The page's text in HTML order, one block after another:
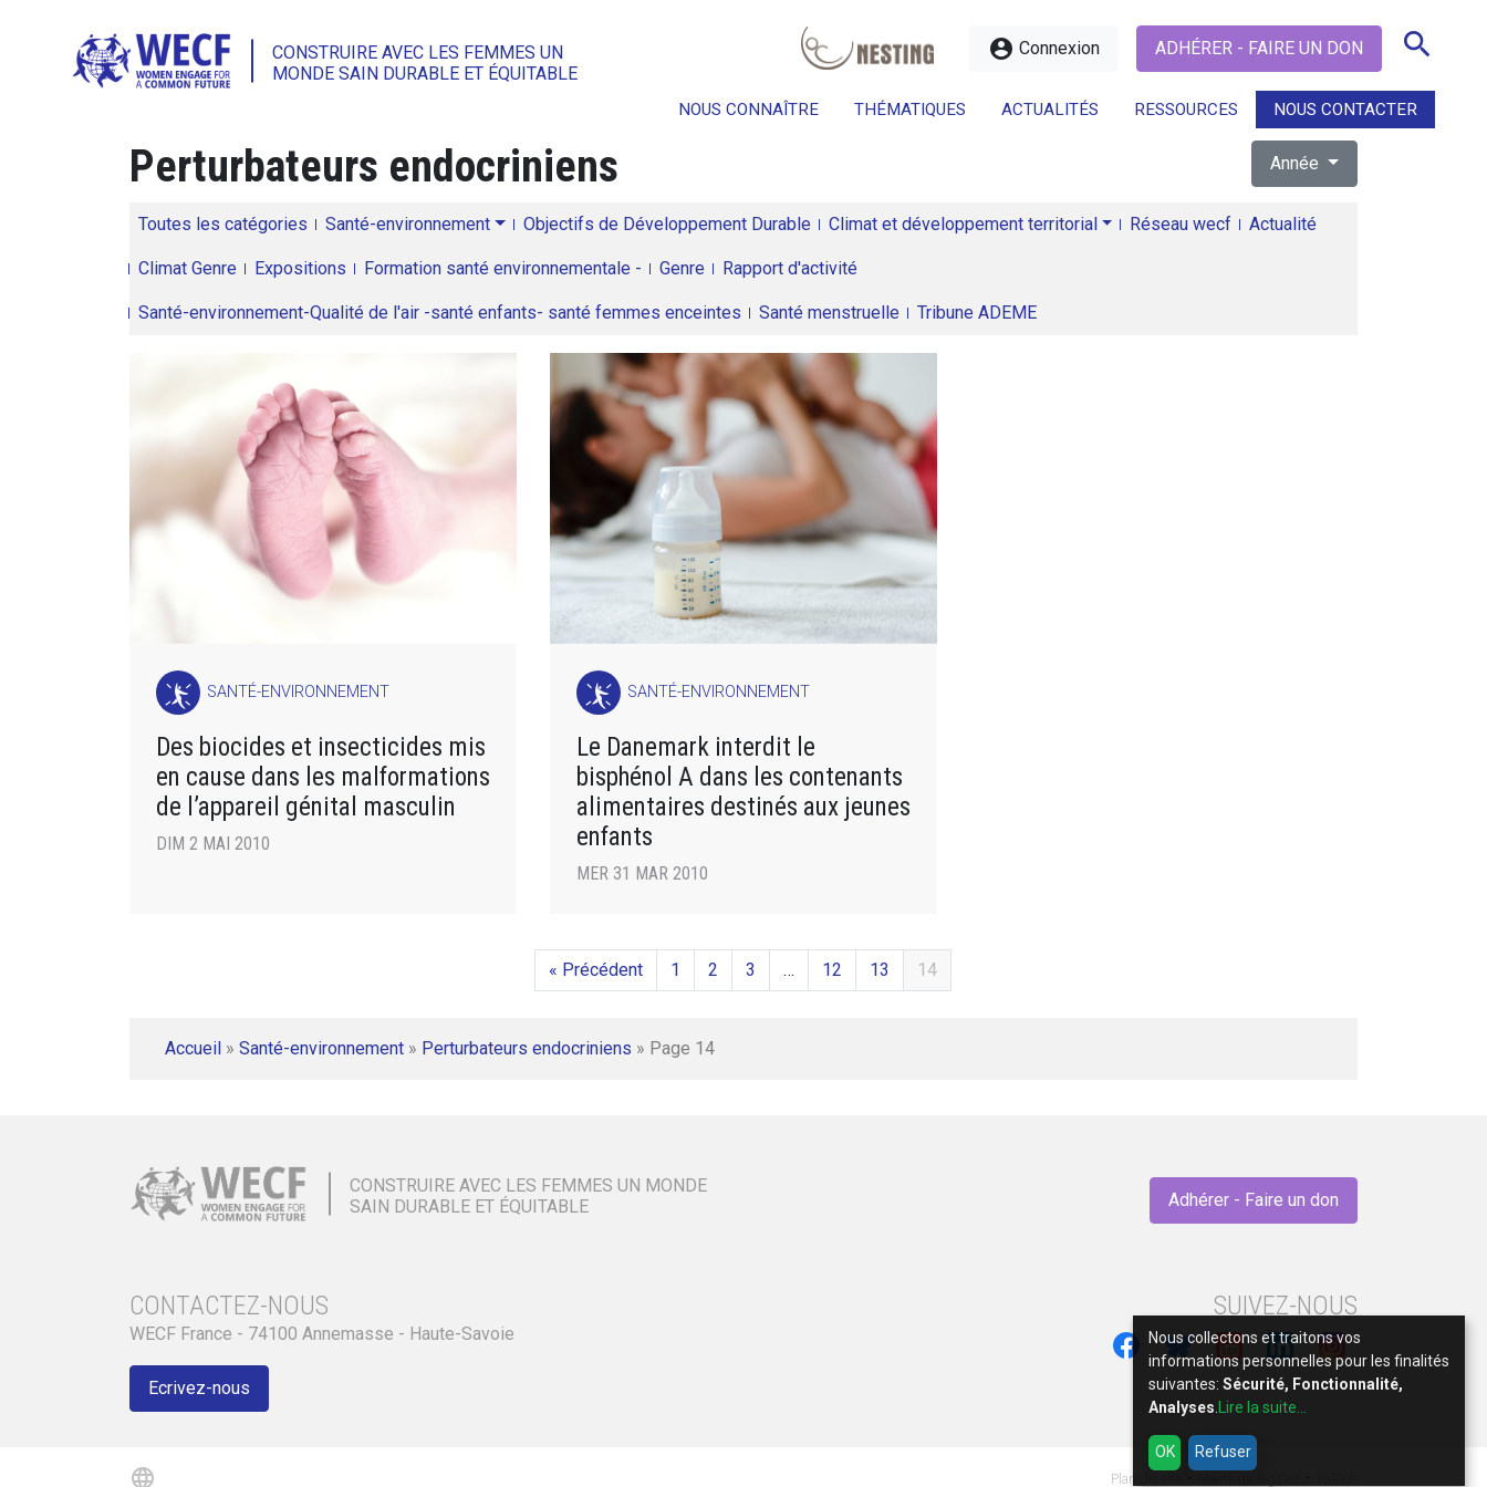
CONSTRUIRE AVEC LES FEMMES UN
MONDE SAIN DURABLE ET ÉQUITABLE
account_circle Connexion ADHÉRER - FAIRE UN DON search
NOUS CONNAÎTRE THÉMATIQUES ACTUALITÉS RESSOURCES NOUS CONTACTER
search
Perturbateurs endocriniens Année
Toutes les catégories Santé-environnement Objectifs de Développement Durable Climat et développement territorial Réseau wecf Actualité
Climat Genre Expositions Formation santé environnementale - Genre Rapport d'activité
Santé-environnement-Qualité de l'air -santé enfants- santé femmes enceintes Santé menstruelle Tribune ADEME
SANTÉ-ENVIRONNEMENT
Des biocides et insecticides mis
en cause dans les malformations
de l’appareil génital masculin
DIM 2 MAI 2010
SANTÉ-ENVIRONNEMENT
Le Danemark interdit le
bisphénol A dans les contenants
alimentaires destinés aux jeunes
enfants
MER 31 MAR 2010
« Précédent 1 2 3 … 12 13 14
Accueil » Santé-environnement » Perturbateurs endocriniens » Page 14
CONSTRUIRE AVEC LES FEMMES UN MONDE
SAIN DURABLE ET ÉQUITABLE
Adhérer - Faire un don
CONTACTEZ-NOUS
WECF France - 74100 Annemasse - Haute-Savoie
Ecrivez-nous
SUIVEZ-NOUS
language Plan du site -
Nous collectons et traitons vos
informations personnelles pour les finalités
suivantes: Sécurité, Fonctionnalité,
Analyses
Lire la suite...
OK Refuser